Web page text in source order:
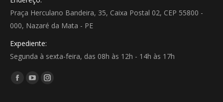
Praça Herculano Bandeira, 35, Caixa Postal 02, CEP 55800 -
000, Nazaré da Mata - PE
Expediente:
Segunda à sexta-feira, das 08h às 12h - 14h às 17h
Encontre-nos em:
Facebook
YouTubeInstagram